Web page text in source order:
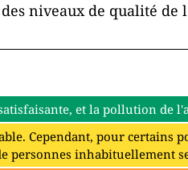
niveaux de qualité de
et la pollution de
Cependant, pour
personnes inhabituellement